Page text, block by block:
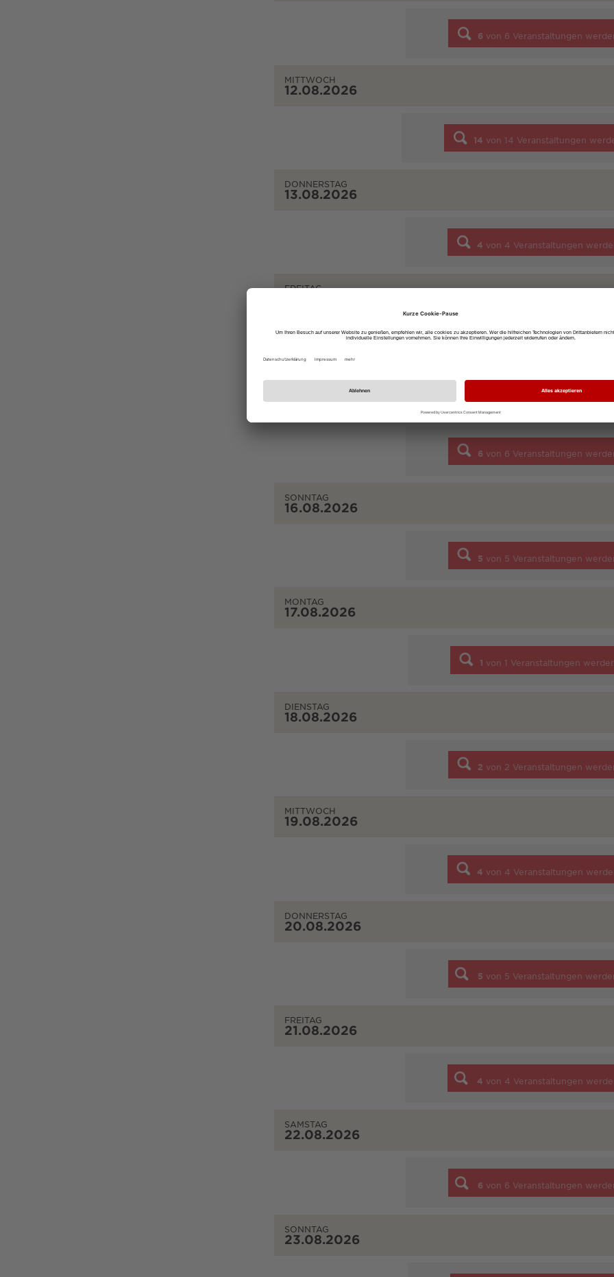
6 von 6 Veranstaltungen
MITTWOCH
12.08.2026
14 von 14 Veranstaltungen
DONNERSTAG
13.08.2026
4 von 4 Veranstaltungen
FREITAG
15.08.2026
6 von 6 Veranstaltungen
SONNTAG
16.08.2026
5 von 5 Veranstaltungen
MONTAG
17.08.2026
1 von 1 Veranstaltungen
DIENSTAG
18.08.2026
2 von 2 Veranstaltungen
MITTWOCH
19.08.2026
4 von 4 Veranstaltungen
DONNERSTAG
20.08.2026
5 von 5 Veranstaltungen
FREITAG
21.08.2026
4 von 4 Veranstaltungen
SAMSTAG
22.08.2026
6 von 6 Veranstaltungen
SONNTAG
23.08.2026